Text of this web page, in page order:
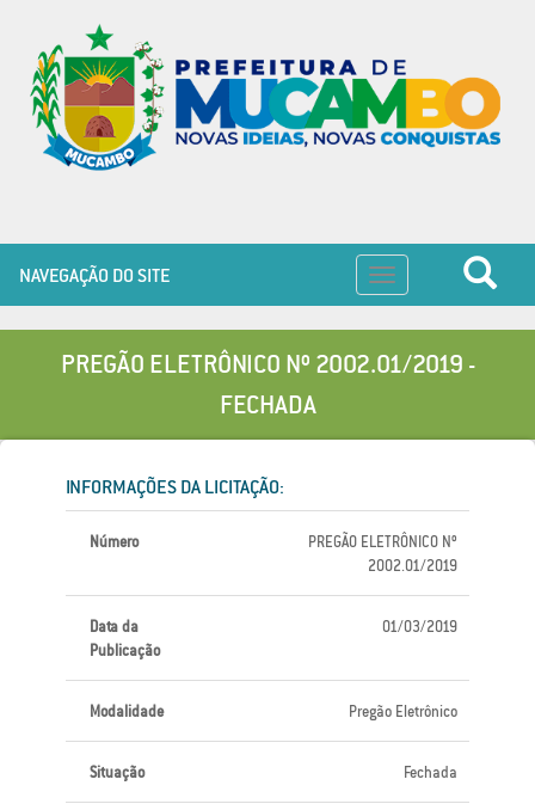
Toggle
navigation
NAVEGAÇÃO DO SITE
PREGÃO ELETRÔNICO Nº 2002.01/2019 -
FECHADA
INFORMAÇÕES DA LICITAÇÃO:
Número
PREGÃO ELETRÔNICO Nº
2002.01/2019
Data da
Publicação
01/03/2019
Modalidade Pregão Eletrônico
Situação Fechada